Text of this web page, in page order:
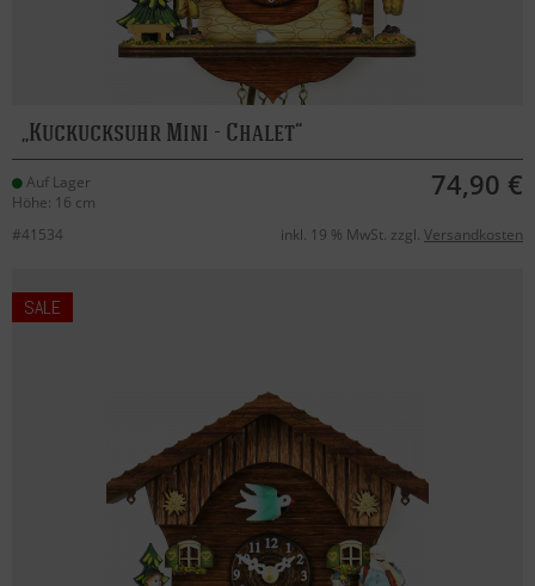
Kuckucksuhr Mini - Chalet
Auf Lager
Höhe: 16 cm
74,90 €
#41534 inkl. 19 % MwSt. zzgl. Versandkosten
SALE